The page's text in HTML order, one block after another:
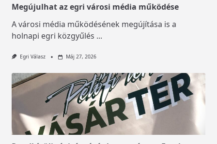
Megújulhat az egri városi média működése
A városi média működésének megújítása is a
holnapi egri közgyűlés ...
Egri Válasz Máj 27, 2026